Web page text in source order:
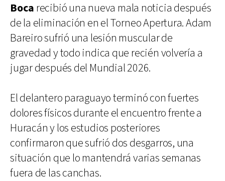
Boca recibió una nueva mala noticia después
de la eliminación en el Torneo Apertura. Adam
Bareiro sufrió una lesión muscular de
gravedad y todo indica que recién volvería a
jugar después del Mundial 2026.
El delantero paraguayo terminó con fuertes
dolores físicos durante el encuentro frente a
Huracán y los estudios posteriores
confirmaron que sufrió dos desgarros, una
situación que lo mantendrá varias semanas
fuera de las canchas.